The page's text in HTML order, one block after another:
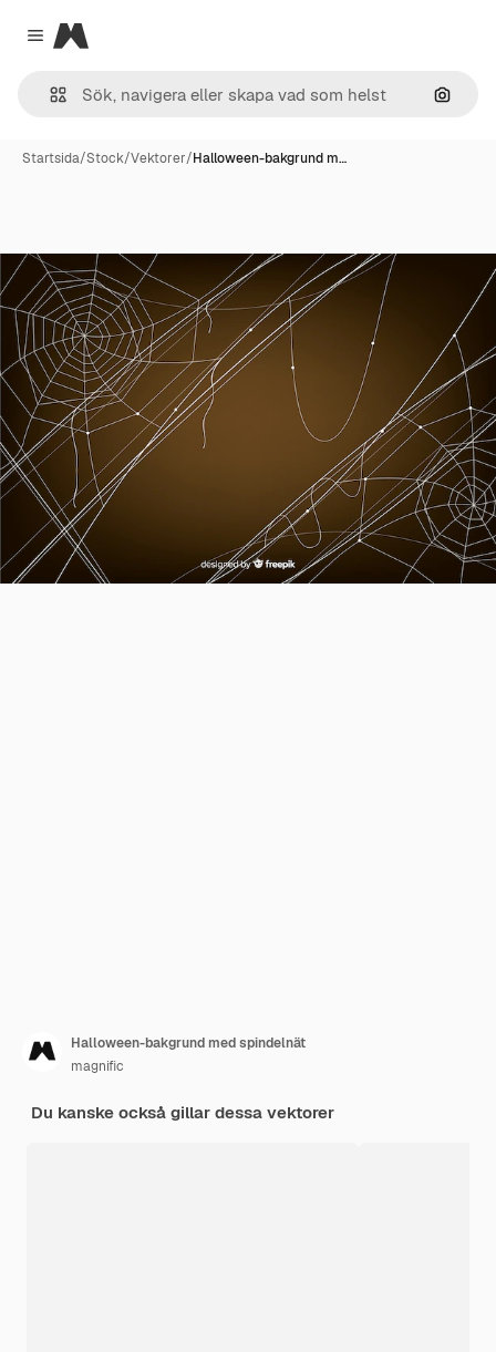
Close menu
Magnific
Sök
Startsida/Stock/Vektorer/Halloween-bakgrund m…
Halloween-bakgrund med spindelnät
magnific
Du kanske också gillar dessa vektorer